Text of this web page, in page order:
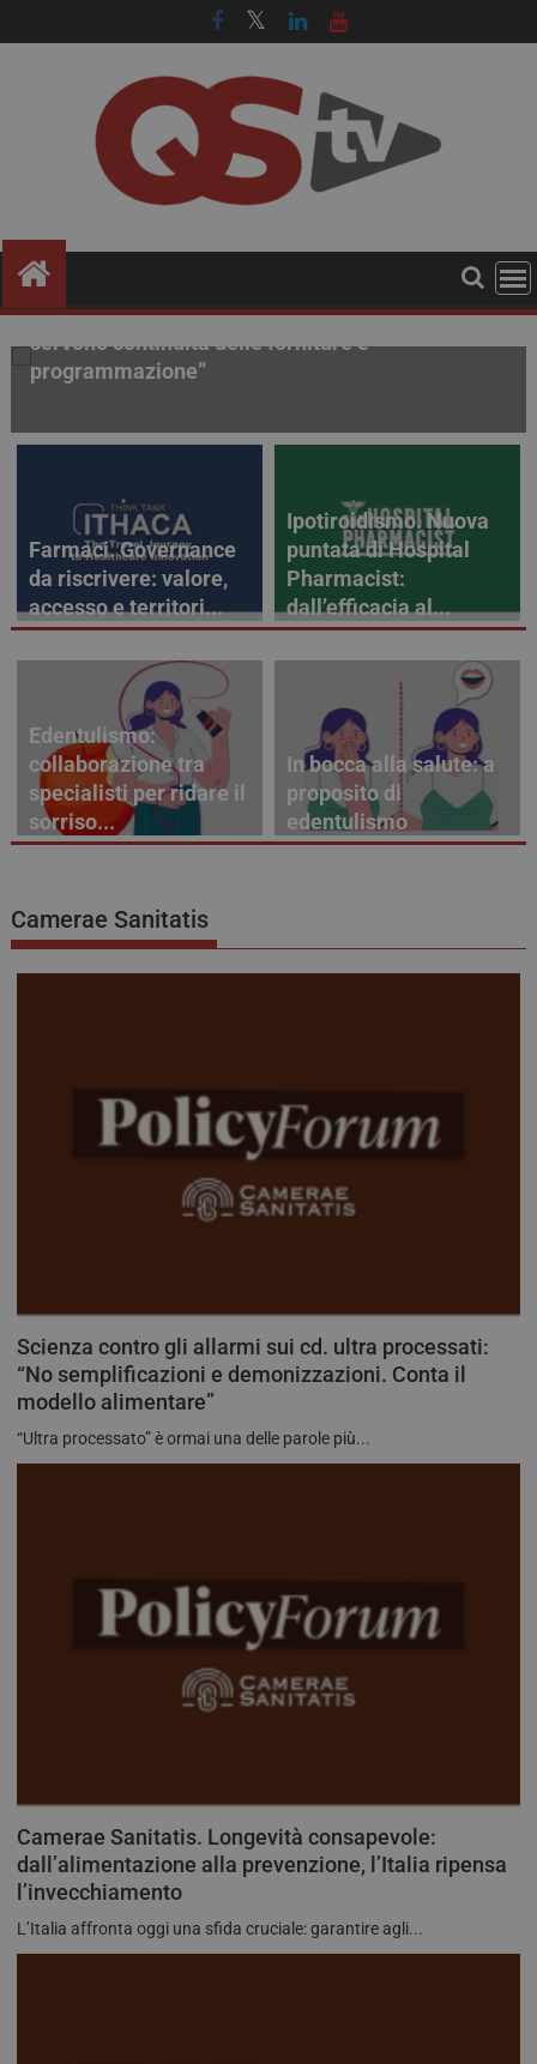
Procurement farmaceutico. Accordi quadro per i
farmaci fuori brevetto: “Non solo risparmio,
servono continuità delle forniture e
programmazione”
Farmaci. Governance
da riscrivere: valore,
accesso e territori...
Ipotiroidismo. Nuova
puntata di Hospital
Pharmacist:
dall’efficacia al...
Edentulismo:
collaborazione tra
specialisti per ridare il
sorriso...
In bocca alla salute: a
proposito di
edentulismo
Camerae Sanitatis
Scienza contro gli allarmi sui cd. ultra processati:
“No semplificazioni e demonizzazioni. Conta il
modello alimentare”
“Ultra processato” è ormai una delle parole più...
Camerae Sanitatis. Longevità consapevole:
dall’alimentazione alla prevenzione, l’Italia ripensa
l’invecchiamento
L’Italia affronta oggi una sfida cruciale: garantire agli...